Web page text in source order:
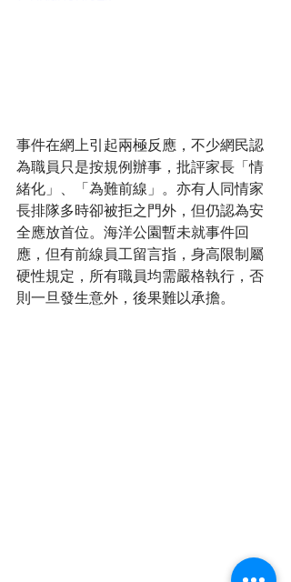
事件在網上引起兩極反應，不少網民認
為職員只是按規例辦事，批評家長「情
緒化」、「為難前線」。亦有人同情家
長排隊多時卻被拒之門外，但仍認為安
全應放首位。海洋公園暫未就事件回
應，但有前線員工留言指，身高限制屬
硬性規定，所有職員均需嚴格執行，否
則一旦發生意外，後果難以承擔。